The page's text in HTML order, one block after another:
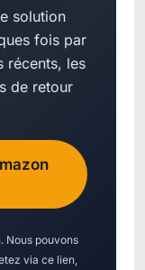
solution
fois par
récents, les
de retour
Nous pouvons
via ce lien,